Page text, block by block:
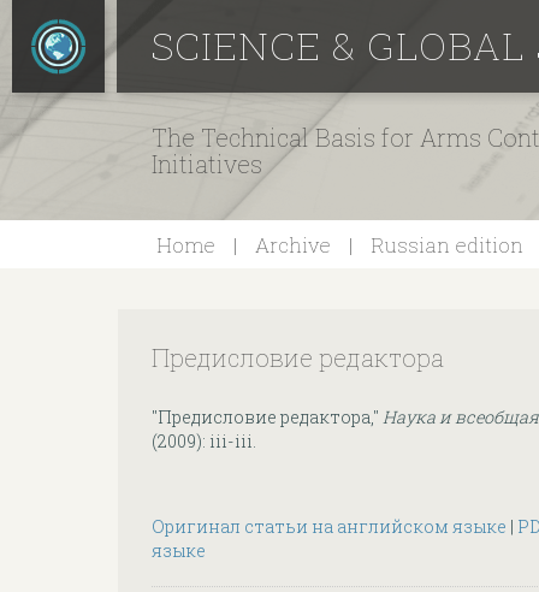
SCIENCE &
The Technical Basis for Arms
Initiatives
Home Archive Russian edition
Предисловие редактора
"Предисловие редактора," Наука и
(2009): iii-iii.
Оригинал статьи на английском языке |
языке